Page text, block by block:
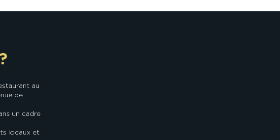
au
de
un cadre
locaux et